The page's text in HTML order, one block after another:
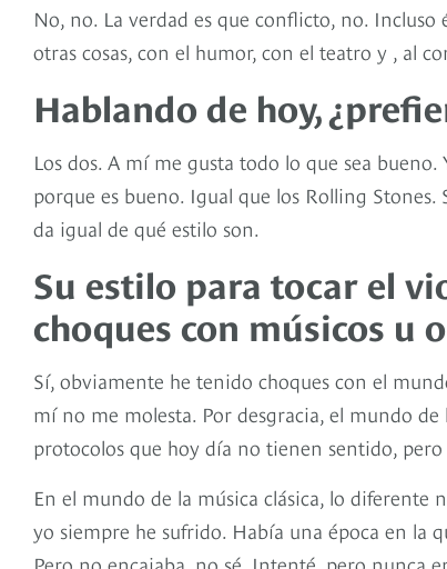
No, no. La verdad es que conflicto, no.
otras cosas, con el humor, con el teatro y , al
Hablando de hoy,
Los dos. A mí me gusta todo lo que sea
porque es bueno. Igual que los Rolling
da igual de qué estilo son.
Su estilo para tocar el
choques con músicos u
Sí, obviamente he tenido choques con el
mí no me molesta. Por desgracia, el mundo
protocolos que hoy día no tienen sentido,
En el mundo de la música clásica, lo diferente
yo siempre he sufrido. Había una época en la
Pero no encajaba, no sé. Intenté, pero nunca